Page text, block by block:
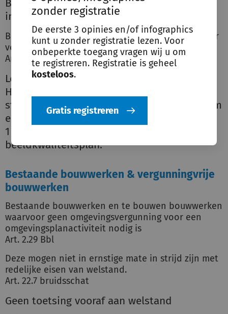
zonder registratie
De eerste 3 opinies en/of infographics
kunt u zonder registratie lezen. Voor
onbeperkte toegang vragen wij u om
te registreren. Registratie is geheel
kosteloos.
Gratis registreren
Beeldkwaliteitsplan in de plaats van regels
in de welstandsnota?
Beeldkwaliteitsplan is onder de Ow toetsingskader
voor welstand als is vastgesteld als beleidsregel.
Art. 4.19 Ow
Let op!
Het gaat hier niet om een nieuw vast te
stellen beeldkwaliteitsplan. Het gaat hier om
een al vóór
1 januari 2024 vastgesteld
beeldkwaliteitsplan.
Bestaande bouwwerken & vergunningvrije
bouwwerken
Bestaande bouwwerken en te bouwen bouwwerken
waarvoor geen omgevingsvergunning voor een
omgevingsplanactiviteit nodig is
Art. 2.29 Bbl
Deze mogen niet in ernstige mate in strijd zijn met
redelijke eisen van welstand.
Art. 22.7 bruidsschat
Geen toetsing vooraf aan welstand